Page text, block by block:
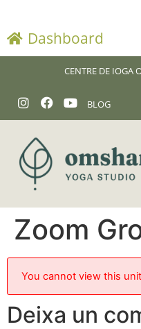
Dashboard
CENTRE DE IOGA
BLOG
Zoom
You cannot view this
Deixa un